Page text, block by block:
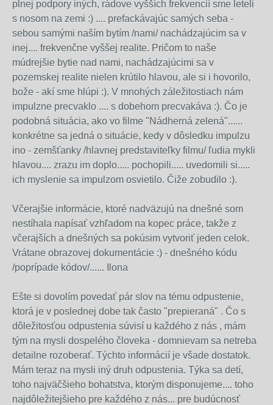
plnej podpory iných, rádove vyšších frekvencií sme leteli
s nosom na zemi :) .... prefackávajúc samých seba -
sebou samými naším bytím /nami/ nachádzajúcim sa v
inej.... frekvenčne vyššej realite. Pričom to naše
múdrejšie bytie nad nami, nachádzajúcimi sa v
pozemskej realite nielen krútilo hlavou, ale si i hovorilo,
bože - akí sme hlúpi :). V mnohých záležitostiach nám
impulzne precvaklo .... s dobehom precvakáva :). Čo je
podobná situácia, ako vo filme "Nádherná zelená"......
konkrétne sa jedná o situácie, kedy v dôsledku impulzu
ino - zemšťanky /hlavnej predstaviteľky filmu/ ľudia mykli
hlavou.... zrazu im doplo..... pochopili..... uvedomili si.....
ich myslenie sa impulzom osvietilo. Čiže zobudilo :).
Včerajšie informácie, ktoré nadväzujú na dnešné som
nestíhala napísať vzhľadom na kopec práce, takže z
včerajších a dnešných sa pokúsim vytvoriť jeden celok.
Vrátane obrazovej dokumentácie :) - dnešného kódu
/poprípade kódov/...... Ilona
Ešte si dovolím povedať pár slov na tému odpustenie,
ktorá je v poslednej dobe tak často "prepieraná" . Čo s
dôležitosťou odpustenia súvisí u každého z nás , mám
tým na mysli dospelého človeka - domnievam sa netreba
detailne rozoberať. Týchto informácií je všade dostatok.
Mám teraz na mysli iný druh odpustenia. Týka sa detí,
toho najväčšieho bohatstva, ktorým disponujeme.... toho
najdôležitejšieho pre každého z nás... pre budúcnosť